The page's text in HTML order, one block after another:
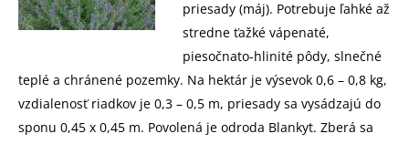
priesady (máj). Potrebuje ľahké až
stredne ťažké vápenaté,
piesočnato-hlinité pôdy, slnečné
teplé a chránené pozemky. Na hektár je výsevok 0,6 – 0,8 kg,
vzdialenosť riadkov je 0,3 – 0,5 m, priesady sa vysádzajú do
sponu 0,45 x 0,45 m. Povolená je odroda Blankyt. Zberá sa